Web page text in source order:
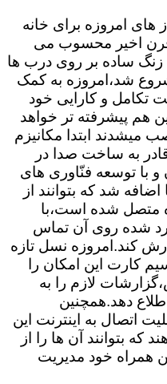
های امروزه برای خانه
قرن اخیر محسوب می
زنگ ساده بر روی درب ها
شد،امروزه به کمک
تکامل و کارایی خود
هم پیشرفته تر خواهد
میشدند ابتدا مکانیزم
به ساخت صدا در
با توسعه فنّاوری های
اضافه شد که بتوانند از
متصل شده است،با
شده روی آن تماس
کند.امروزه نسل تازه
کارت این امکان را
لازم را به
دهد.همچنین
اتصال به اینترنت این
که بتوانند آن ها را از
همراه خود مدیریت